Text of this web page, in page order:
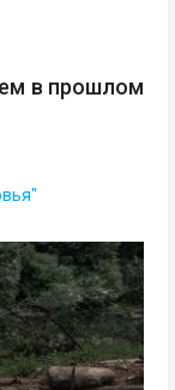
в прошлом